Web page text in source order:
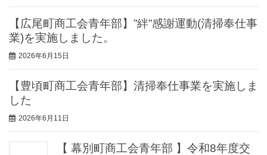
【広尾町商工会青年部】”絆”感謝運動(清掃奉仕事
業)を実施しました。
2026年6月15日
【豊頃町商工会青年部】清掃奉仕事業を実施しま
した
2026年6月11日
【 幕別町商工会青年部 】令和8年度交